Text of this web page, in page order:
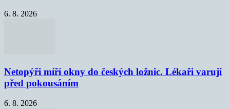
6. 8. 2026
Netopýři míří okny do českých ložnic. Lékaři varují
před pokousáním
6. 8. 2026